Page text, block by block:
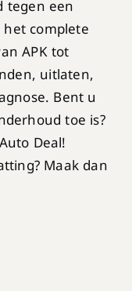
tegen een
complete
APK tot
uitlaten,
Bent u
toe is?
Deal!
Maak dan